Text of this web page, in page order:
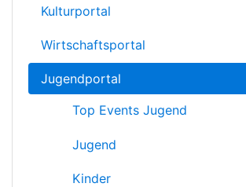
Kulturportal
Wirtschaftsportal
Jugendportal
Top Events Jugend
Jugend
Kinder